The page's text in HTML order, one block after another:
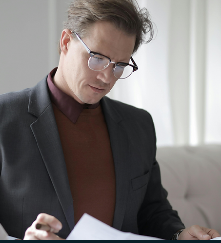
Rodolfo Al Alam
26 de jun. de 2025
Consultor CVM
Consultoria CVM Pessoa Jurídica: os dados, as
vantagens e o papel da estrutura societária